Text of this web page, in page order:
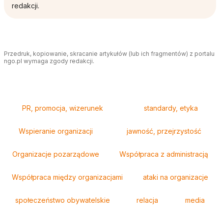
redakcji.
Przedruk, kopiowanie, skracanie artykułów (lub ich fragmentów) z portalu
ngo.pl wymaga zgody redakcji.
PR, promocja, wizerunek standardy, etyka
Wspieranie organizacji jawność, przejrzystość
Organizacje pozarządowe Współpraca z administracją
Współpraca między organizacjami ataki na organizacje
społeczeństwo obywatelskie relacja media